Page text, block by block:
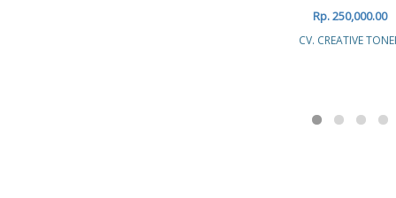
Rp. 250,000.00
CV. CREATIVE